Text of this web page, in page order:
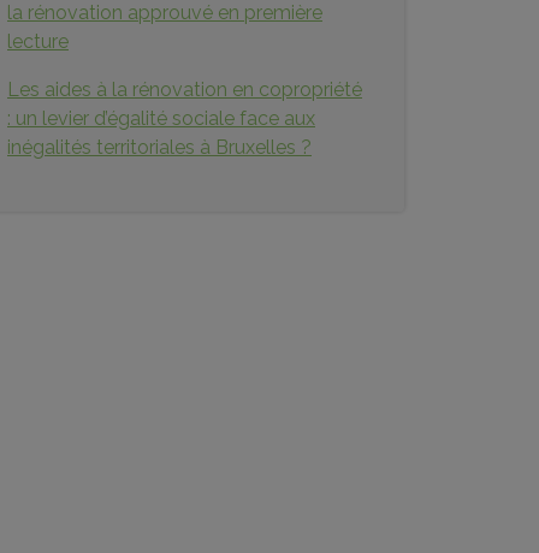
la rénovation approuvé en première
lecture
Les aides à la rénovation en copropriété
: un levier d’égalité sociale face aux
inégalités territoriales à Bruxelles ?